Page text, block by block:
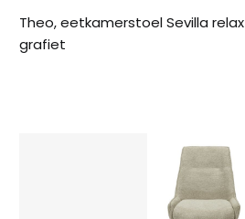
Theo, eetkamerstoel Sevilla
grafiet